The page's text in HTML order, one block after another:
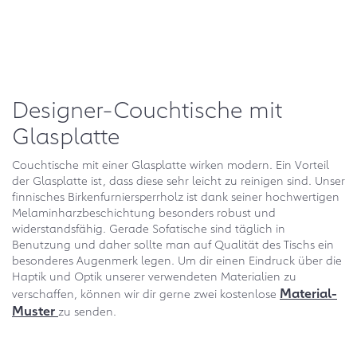
Designer-Couchtische mit
Glasplatte
Couchtische mit einer Glasplatte wirken modern. Ein Vorteil
der Glasplatte ist, dass diese sehr leicht zu reinigen sind. Unser
finnisches Birkenfurniersperrholz ist dank seiner hochwertigen
Melaminharzbeschichtung besonders robust und
widerstandsfähig. Gerade Sofatische sind täglich in
Benutzung und daher sollte man auf Qualität des Tischs ein
besonderes Augenmerk legen. Um dir einen Eindruck über die
Haptik und Optik unserer verwendeten Materialien zu
verschaffen, können wir dir gerne zwei kostenlose Material-
Muster zu senden.